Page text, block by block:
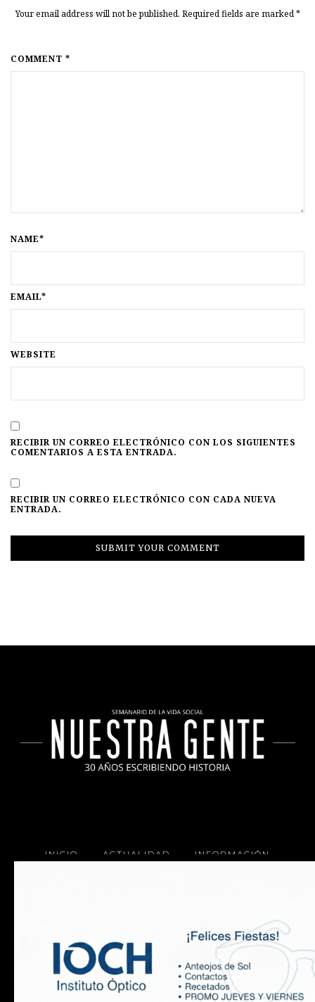
Your email address will not be published. Required fields are marked*
COMMENT *
NAME*
EMAIL*
WEBSITE
RECIBIR UN CORREO ELECTRÓNICO CON LOS SIGUIENTES
COMENTARIOS A ESTA ENTRADA.
RECIBIR UN CORREO ELECTRÓNICO CON CADA NUEVA
ENTRADA.
INICIO ACTUALIDAD INFORMACIÓN
Copyright 2025 Nuestra Gente.